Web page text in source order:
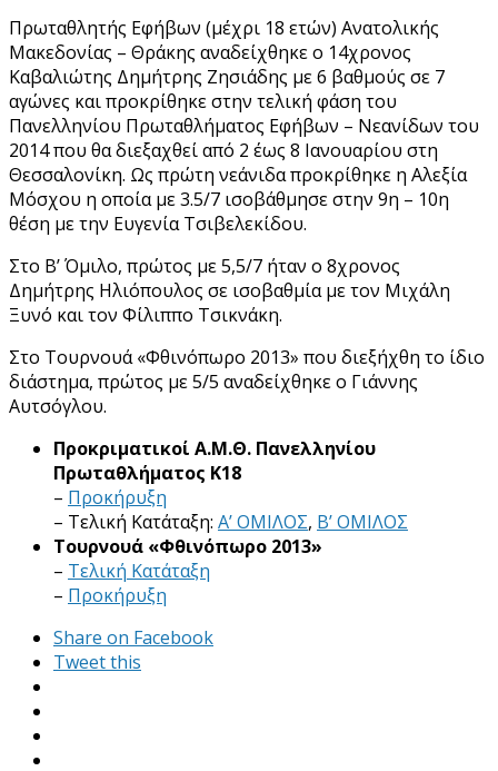
Πρωταθλητής Εφήβων (μέχρι 18 ετών) Ανατολικής
Μακεδονίας – Θράκης αναδείχθηκε ο 14χρονος
Καβαλιώτης Δημήτρης Ζησιάδης με 6 βαθμούς σε 7
αγώνες και προκρίθηκε στην τελική φάση του
Πανελληνίου Πρωταθλήματος Εφήβων – Νεανίδων του
2014 που θα διεξαχθεί από 2 έως 8 Ιανουαρίου στη
Θεσσαλονίκη. Ως πρώτη νεάνιδα προκρίθηκε η Αλεξία
Μόσχου η οποία με 3.5/7 ισοβάθμησε στην 9η – 10η
θέση με την Ευγενία Τσιβελεκίδου.
Στο Β’ Όμιλο, πρώτος με 5,5/7 ήταν ο 8χρονος
Δημήτρης Ηλιόπουλος σε ισοβαθμία με τον Μιχάλη
Ξυνό και τον Φίλιππο Τσικνάκη.
Στο Τουρνουά «Φθινόπωρο 2013» που διεξήχθη το ίδιο
διάστημα, πρώτος με 5/5 αναδείχθηκε ο Γιάννης
Αυτσόγλου.
Προκριματικοί Α.Μ.Θ. Πανελληνίου
Πρωταθλήματος Κ18
– Προκήρυξη
– Τελική Κατάταξη: Α’ ΟΜΙΛΟΣ, Β’ ΟΜΙΛΟΣ
Τουρνουά «Φθινόπωρο 2013»
– Τελική Κατάταξη
– Προκήρυξη
Share on Facebook
Tweet this